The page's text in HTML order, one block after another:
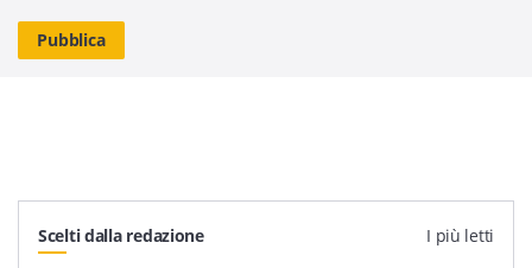
Scelti dalla redazione I più letti